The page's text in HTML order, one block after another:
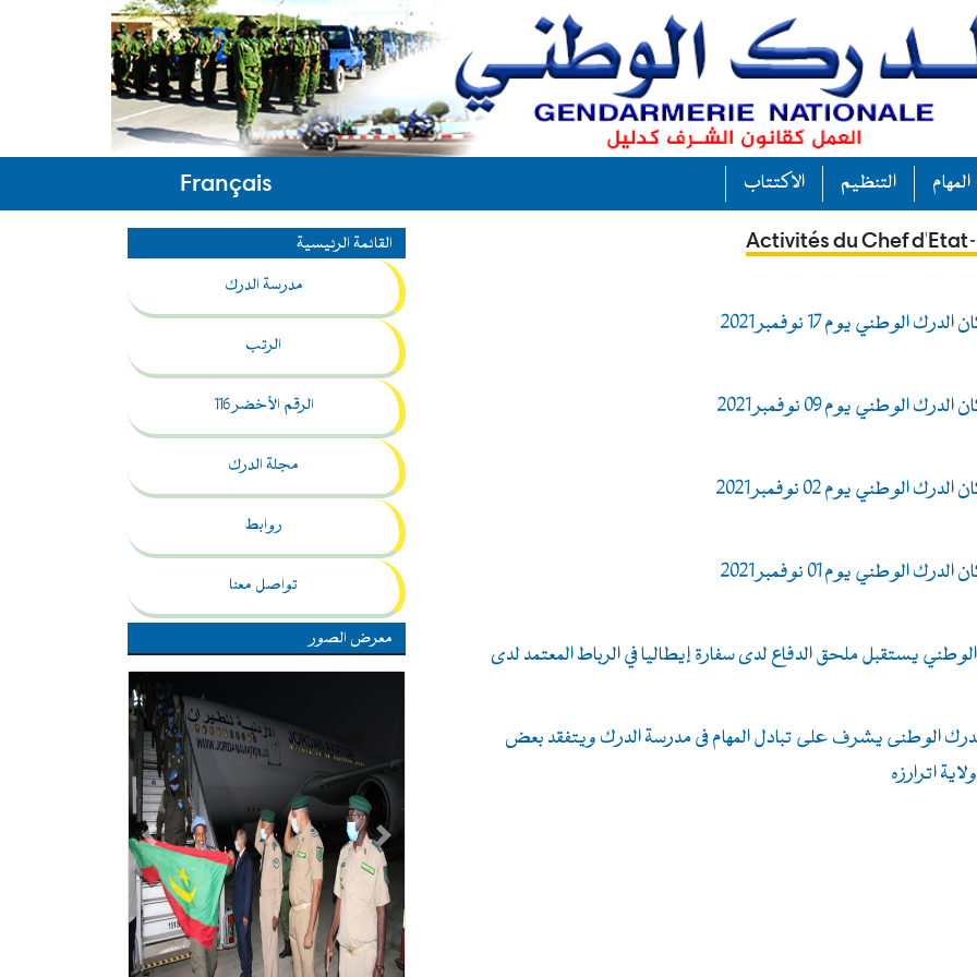
المهام التنظيم الاكتتاب Français
Activités du Chef
الوطني يوم 17 نوفمبر 2021
الوطني يوم 09 نوفمبر 2021
الوطني يوم 02 نوفمبر 2021
الوطني يوم 01 نوفمبر 2021
يستقبل ملحق الدفاع لدى سفارة إيطاليا في الرباط المعتمد لدى
الدرك الوطنى يشرف على تبادل المهام فى مدرسة الدرك ويتفقد بعض
اترارزه
القائمة الرئيسية
مدرسة الدرك
الرتب
الرقم الأخضر 116
مجلة الدرك
روابط
تواصل معنا
معرض الصور
Previous Next